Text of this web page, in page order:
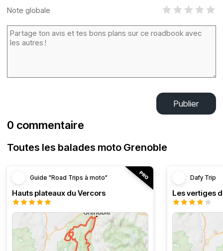
Note globale
Publier
0 commentaire
Toutes les balades moto Grenoble
Guide "Road Trips à moto"
Hauts plateaux du Vercors
Dafy Trip
Les vertiges